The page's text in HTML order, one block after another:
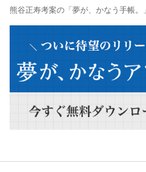
熊谷正寿考案の「夢が、かなう手帳。